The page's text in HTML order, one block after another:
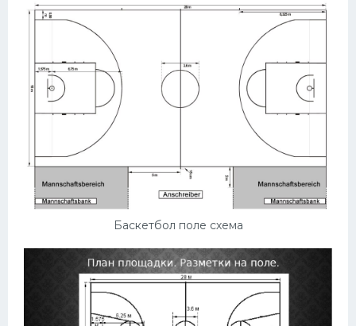
Баскетбол поле схема